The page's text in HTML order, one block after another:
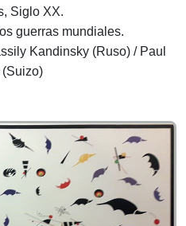
Siglo XX.
guerras mundiales.
Kandinsky (Ruso) / Paul
(Suizo)